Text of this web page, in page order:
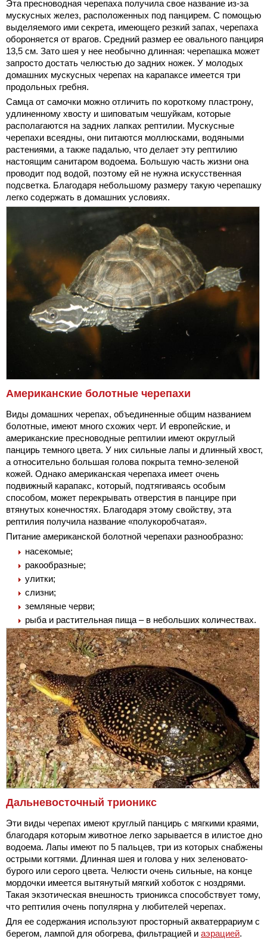
Эта пресноводная черепаха получила свое название из-за
мускусных желез, расположенных под панцирем. С помощью
выделяемого ими секрета, имеющего резкий запах, черепаха
обороняется от врагов. Средний размер ее овального панциря
13,5 см. Зато шея у нее необычно длинная: черепашка может
запросто достать челюстью до задних ножек. У молодых
домашних мускусных черепах на карапаксе имеется три
продольных гребня.
Самца от самочки можно отличить по короткому пластрону,
удлиненному хвосту и шиповатым чешуйкам, которые
располагаются на задних лапках рептилии. Мускусные
черепахи всеядны, они питаются моллюсками, водяными
растениями, а также падалью, что делает эту рептилию
настоящим санитаром водоема. Большую часть жизни она
проводит под водой, поэтому ей не нужна искусственная
подсветка. Благодаря небольшому размеру такую черепашку
легко содержать в домашних условиях.
Американские болотные черепахи
Виды домашних черепах, объединенные общим названием
болотные, имеют много схожих черт. И европейские, и
американские пресноводные рептилии имеют округлый
панцирь темного цвета. У них сильные лапы и длинный хвост,
а относительно большая голова покрыта темно-зеленой
кожей. Однако американская черепаха имеет очень
подвижный карапакс, который, подтягиваясь особым
способом, может перекрывать отверстия в панцире при
втянутых конечностях. Благодаря этому свойству, эта
рептилия получила название «полукоробчатая».
Питание американской болотной черепахи разнообразно:
насекомые;
ракообразные;
улитки;
слизни;
земляные черви;
рыба и растительная пища – в небольших количествах.
Дальневосточный трионикс
Эти виды черепах имеют круглый панцирь с мягкими краями,
благодаря которым животное легко зарывается в илистое дно
водоема. Лапы имеют по 5 пальцев, три из которых снабжены
острыми когтями. Длинная шея и голова у них зеленовато-
бурого или серого цвета. Челюсти очень сильные, на конце
мордочки имеется вытянутый мягкий хоботок с ноздрями.
Такая экзотическая внешность трионикса способствует тому,
что рептилия очень популярна у любителей черепах.
Для ее содержания используют просторный акватеррариум с
берегом, лампой для обогрева, фильтрацией и аэрацией.